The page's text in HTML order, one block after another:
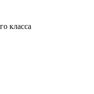
класса